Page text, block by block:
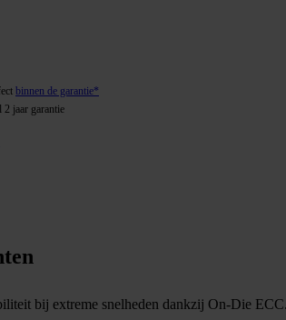
binnen de garantie*
2 jaar garantie
bij extreme snelheden dankzij On-Die ECC.